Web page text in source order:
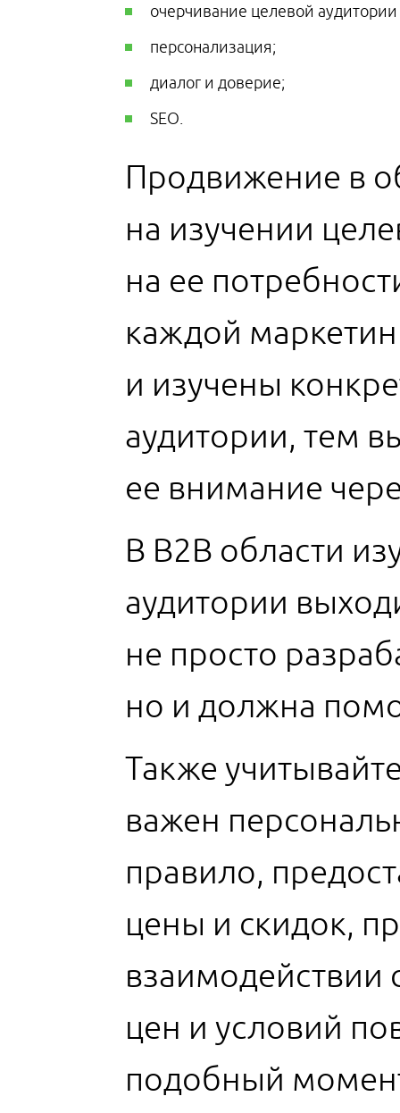
очерчивание целевой
персонализация;
диалог и доверие;
SEO.
Продвижение в
на изучении
на ее
каждой
и изучены
аудитории, тем
ее внимание
В B2B области
аудитории
не просто
но и должна
Также
важен
правило,
цены и скидок,
взаимодействии
цен и условий
подобный